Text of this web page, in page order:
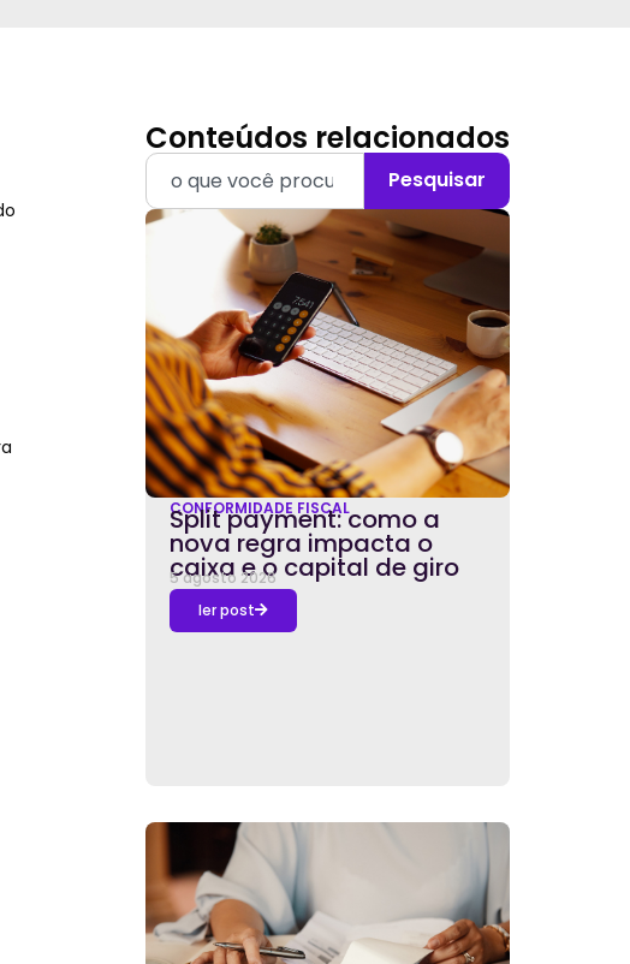
Conteúdos relacionados
Pesquisar
CONFORMIDADE FISCAL
Split payment: como a
nova regra impacta o
caixa e o capital de giro
5 agosto 2026
ler post